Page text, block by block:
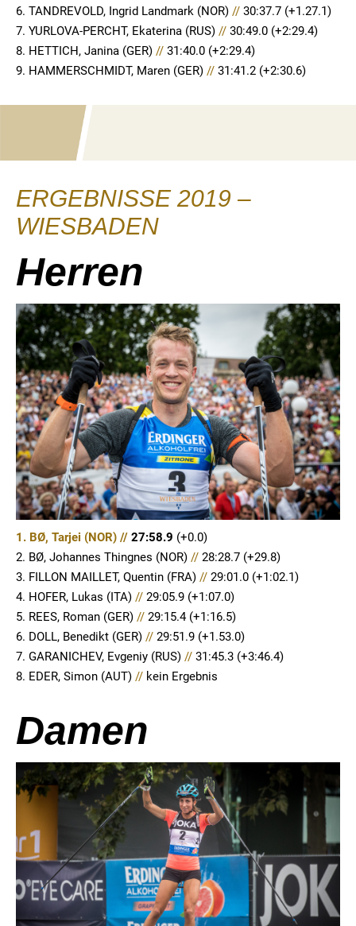
6. TANDREVOLD, Ingrid Landmark (NOR) //30:37.7 (+1.27.1)
7. YURLOVA-PERCHT, Ekaterina (RUS) //30:49.0 (+2:29.4)
8. HETTICH, Janina (GER) //31:40.0 (+2:29.4)
9. HAMMERSCHMIDT, Maren (GER) //31:41.2 (+2:30.6)
ERGEBNISSE 2019 –
WIESBADEN
Herren
1. BØ, Tarjei (NOR) // 27:58.9 (+0.0)
2. BØ, Johannes Thingnes (NOR)//28:28.7 (+29.8)
3. FILLON MAILLET, Quentin (FRA)//29:01.0 (+1:02.1)
4. HOFER, Lukas (ITA)//29:05.9 (+1:07.0)
5. REES, Roman (GER)//29:15.4 (+1:16.5)
6. DOLL, Benedikt (GER)//29:51.9 (+1.53.0)
7. GARANICHEV, Evgeniy (RUS)//31:45.3 (+3:46.4)
8. EDER, Simon (AUT)//kein Ergebnis
Damen